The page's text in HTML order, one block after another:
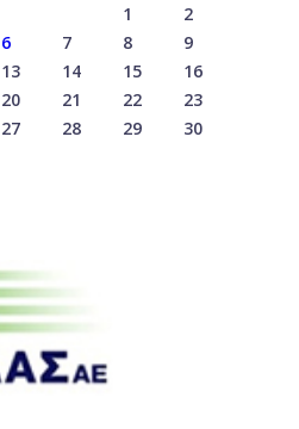
1
2
6 7 8
9
13 14 15
16
20 21 22
23
27 28 29
30